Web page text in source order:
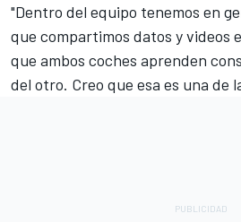
"Dentro del equipo tenemos en
que compartimos datos y videos
que ambos coches aprenden
del otro. Creo que esa es una de